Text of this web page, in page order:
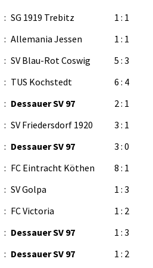
: SG 1919 Trebitz
1 : 1
: Allemania Jessen
1 : 1
: SV Blau-Rot Coswig
5 : 3
: TUS Kochstedt
6 : 4
: Dessauer SV 97
2 : 1
: SV Friedersdorf 1920
3 : 1
: Dessauer SV 97
3 : 0
: FC Eintracht Köthen
8 : 1
: SV Golpa
1 : 3
: FC Victoria
1 : 2
: Dessauer SV 97
1 : 3
: Dessauer SV 97
1 : 2